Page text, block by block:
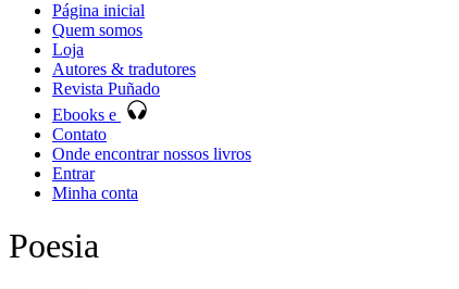
Página inicial
Quem somos
Loja
Autores & tradutores
Revista Puñado
Ebooks e
Contato
Onde encontrar nossos livros
Entrar
Minha conta
Poesia